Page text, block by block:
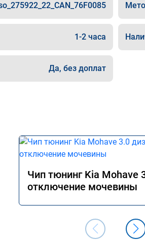
1-2 часа
Да, без доплат
Чип тюнинг Kia Mohave
отключение мочевины